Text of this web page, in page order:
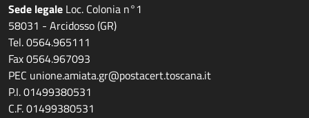
Sede legale Loc. Colonia n°1
58031 - Arcidosso (GR)
Tel. 0564.965111
Fax 0564.967093
PEC unione.amiata.gr@postacert.toscana.it
P.I. 01499380531
C.F. 01499380531